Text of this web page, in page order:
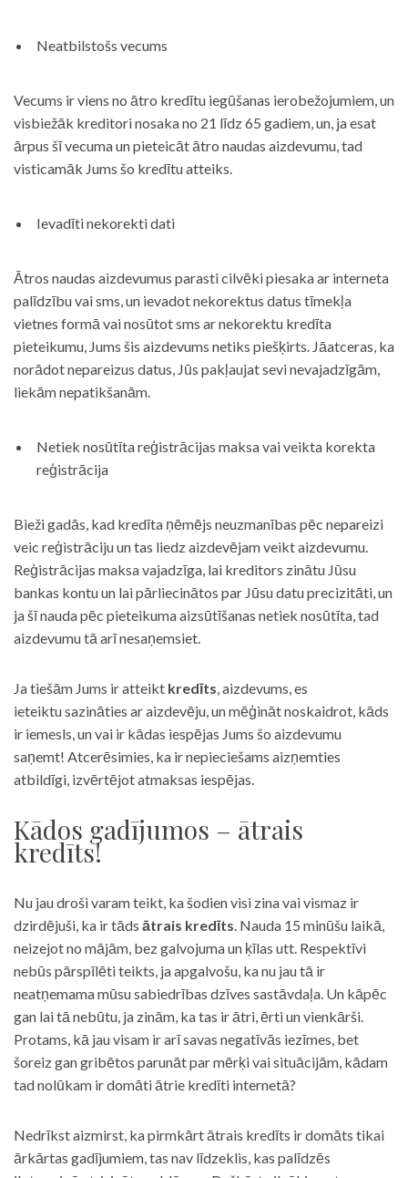
Neatbilstošs vecums
Vecums ir viens no ātro kredītu iegūšanas ierobežojumiem, un
visbiežāk kreditori nosaka no 21 līdz 65 gadiem, un, ja esat
ārpus šī vecuma un pieteicāt ātro naudas aizdevumu, tad
visticamāk Jums šo kredītu atteiks.
Ievadīti nekorekti dati
Ātros naudas aizdevumus parasti cilvēki piesaka ar interneta
palīdzību vai sms, un ievadot nekorektus datus tīmekļa
vietnes formā vai nosūtot sms ar nekorektu kredīta
pieteikumu, Jums šis aizdevums netiks piešķirts. Jāatceras, ka
norādot nepareizus datus, Jūs pakļaujat sevi nevajadzīgām,
liekām nepatikšanām.
Netiek nosūtīta reģistrācijas maksa vai veikta korekta
reģistrācija
Bieži gadās, kad kredīta ņēmējs neuzmanības pēc nepareizi
veic reģistrāciju un tas liedz aizdevējam veikt aizdevumu.
Reģistrācijas maksa vajadzīga, lai kreditors zinātu Jūsu
bankas kontu un lai pārliecinātos par Jūsu datu precizitāti, un
ja šī nauda pēc pieteikuma aizsūtīšanas netiek nosūtīta, tad
aizdevumu tā arī nesaņemsiet.
Ja tiešām Jums ir atteikt kredīts, aizdevums, es
ieteiktu sazināties ar aizdevēju, un mēģināt noskaidrot, kāds
ir iemesls, un vai ir kādas iespējas Jums šo aizdevumu
saņemt! Atcerēsimies, ka ir nepieciešams aizņemties
atbildīgi, izvērtējot atmaksas iespējas.
Kādos gadījumos – ātrais
kredīts!
Nu jau droši varam teikt, ka šodien visi zina vai vismaz ir
dzirdējuši, ka ir tāds ātrais kredīts. Nauda 15 minūšu laikā,
neizejot no mājām, bez galvojuma un ķīlas utt. Respektīvi
nebūs pārspīlēti teikts, ja apgalvošu, ka nu jau tā ir
neatņemama mūsu sabiedrības dzīves sastāvdaļa. Un kāpēc
gan lai tā nebūtu, ja zinām, ka tas ir ātri, ērti un vienkārši.
Protams, kā jau visam ir arī savas negatīvās iezīmes, bet
šoreiz gan gribētos parunāt par mērķi vai situācijām, kādam
tad nolūkam ir domāti ātrie kredīti internetā?
Nedrīkst aizmirst, ka pirmkārt ātrais kredīts ir domāts tikai
ārkārtas gadījumiem, tas nav līdzeklis, kas palīdzēs